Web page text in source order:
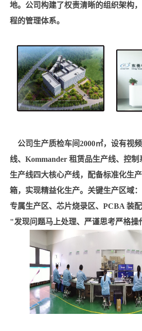
地。公司构建了权责清晰的组织架构
程的管理体系。
公司生产质检车间2000㎡，设有视
线、Kommander 租赁品生产线、控
生产线四大核心产线，配备标准化生
箱，实现精益化生产。关键生产区域
专属生产区、芯片烧录区、PCBA 装
"发现问题马上处理、严谨思考严格操